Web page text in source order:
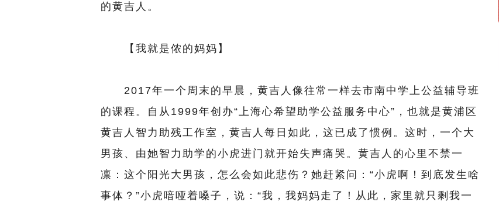
的黄吉人。
【我就是侬的妈妈】
2017年一个周末的早晨，黄吉人像往常一样去市南中学上公益辅导班
的课程。自从1999年创办“上海心希望助学公益服务中心”，也就是黄浦区
黄吉人智力助残工作室，黄吉人每日如此，这已成了惯例。这时，一个大
男孩、由她智力助学的小虎进门就开始失声痛哭。黄吉人的心里不禁一
凛：这个阳光大男孩，怎么会如此悲伤？她赶紧问：“小虎啊！到底发生啥
事体？”小虎喑哑着嗓子，说：“我，我妈妈走了！从此，家里就只剩我一